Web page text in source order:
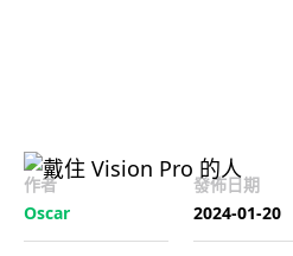
作者
Oscar
發佈日期
2024-01-20